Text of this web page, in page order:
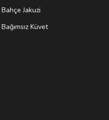
Bahçe Jakuzi
Bağımsız Küvet